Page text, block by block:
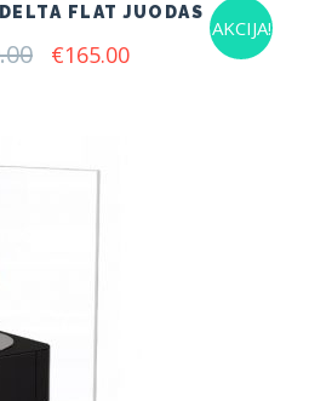
AKCIJA!
FLAT JUODAS
Original
€165.00Current